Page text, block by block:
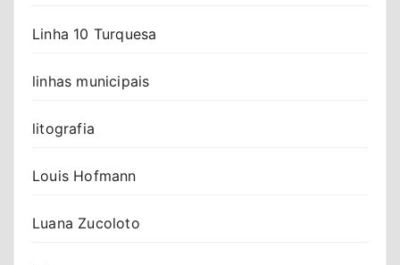
Linha 10 Turquesa
linhas municipais
litografia
Louis Hofmann
Luana Zucoloto